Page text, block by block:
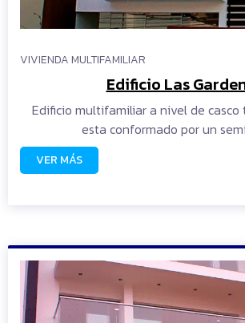
VIVIENDA MULTIFAMILIAR
Edificio Las
Edificio multifamiliar a nivel de casco
esta conformado por un
VER MÁS